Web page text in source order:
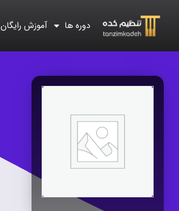
دوره ها آموزش رایگان